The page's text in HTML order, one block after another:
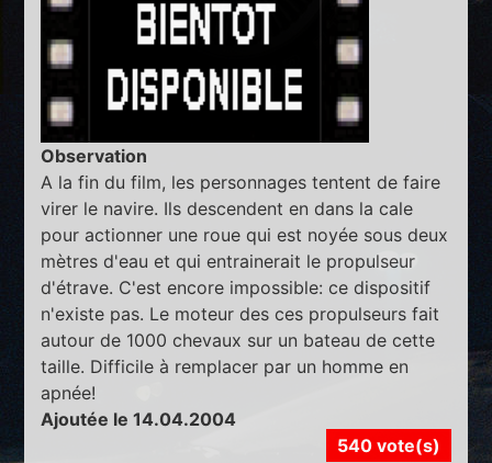
Observation
A la fin du film, les personnages tentent de faire
virer le navire. Ils descendent en dans la cale
pour actionner une roue qui est noyée sous deux
mètres d'eau et qui entrainerait le propulseur
d'étrave. C'est encore impossible: ce dispositif
n'existe pas. Le moteur des ces propulseurs fait
autour de 1000 chevaux sur un bateau de cette
taille. Difficile à remplacer par un homme en
apnée!
Ajoutée le 14.04.2004
540 vote(s)